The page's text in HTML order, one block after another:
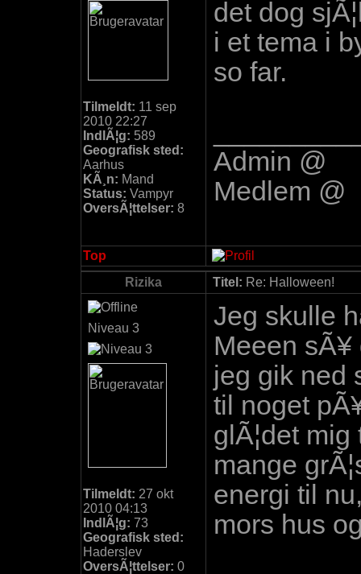
Tilmeldt: 11 sep
2010 22:27
IndlÃ¦g: 589
Geografisk sted:
Aarhus
KÃ¸n: Mand
Status: Vampyr
OversÃ¦ttelser: 8
det dog
i et tema i
so far.
Admin @
Medlem @
Top
Rizika
Titel: Re: Halloween!
Niveau 3
Tilmeldt: 27 okt
2010 04:13
IndlÃ¦g: 73
Geografisk sted:
Haderslev
OversÃ¦ttelser: 0
Jeg skulle
Meeen
jeg gik ned
til noget
glÃ¦det
mange
energi til
mors hus